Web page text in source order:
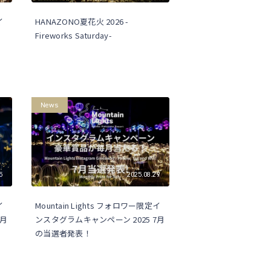
HANAZONO夏花火 2026 -
Fireworks Saturday-
News
2025.08.29
Mountain Lights フォロワー限定イ
ンスタグラムキャンペーン 2025 7月
の当選者発表！